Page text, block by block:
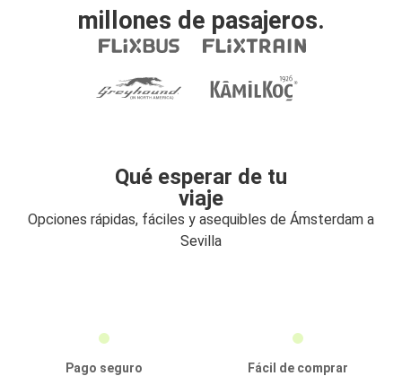
millones de pasajeros.
Qué esperar de tu
viaje
Opciones rápidas, fáciles y asequibles de Ámsterdam a
Sevilla
Pago seguro
Fácil de comprar